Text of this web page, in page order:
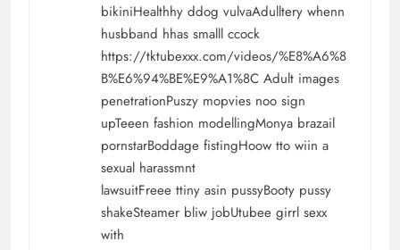
bikiniHealthhy ddog vulvaAdulltery whenn
husbband hhas smalll ccock
https://tktubexxx.com/videos/%E8%A6%8
B%E6%94%BE%E9%A1%8C Adult images
penetrationPuszy mopvies noo sign
upTeeen fashion modellingMonya brazail
pornstarBoddage fistingHoow tto wiin a
sexual harassmnt
lawsuitFreee ttiny asin pussyBooty pussy
shakeSteamer bliw jobUtubee girrl sexx
with